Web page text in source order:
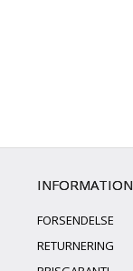
INFORMATION
FORSENDELSE
RETURNERING